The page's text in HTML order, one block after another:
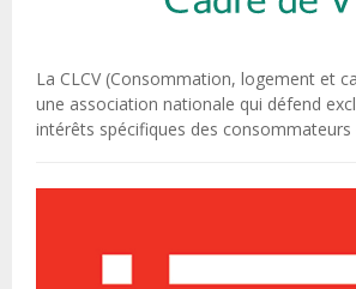
La CLCV (Consommation, logement et
une association nationale qui défend
intérêts spécifiques des consommateurs